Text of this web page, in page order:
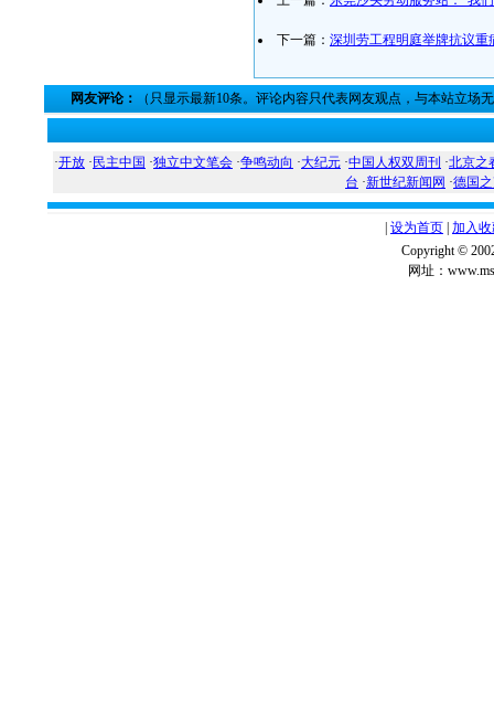
下一篇： 深圳劳工程明庭举牌抗议重
网友评论： （只显示最新10条。评论内容只代表网友观点，与本站立场
·开放 · 民主中国 ·独立中文笔会 ·争鸣动向 ·大纪元 ·中国人权双周刊 ·北京之
台 ·新世纪新闻网 ·德国
设为首页 加入
Copyright ©
网址：